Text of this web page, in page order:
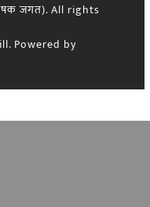
जगत). All rights
Powered by